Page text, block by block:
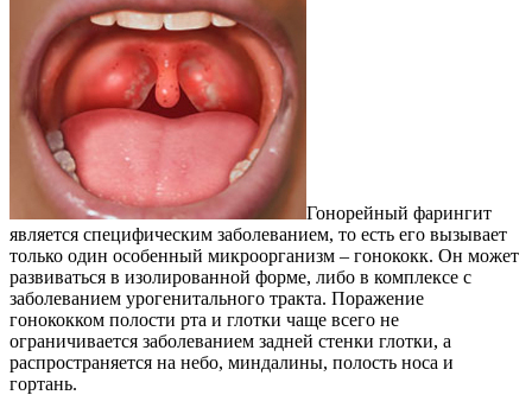
Гонорейный фарингит
является специфическим заболеванием, то есть его вызывает
только один особенный микроорганизм – гонококк. Он может
развиваться в изолированной форме, либо в комплексе с
заболеванием урогенитального тракта. Поражение
гонококком полости рта и глотки чаще всего не
ограничивается заболеванием задней стенки глотки, а
распространяется на небо, миндалины, полость носа и
гортань.